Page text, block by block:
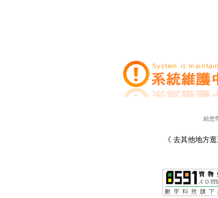
給您
《 去其他地方